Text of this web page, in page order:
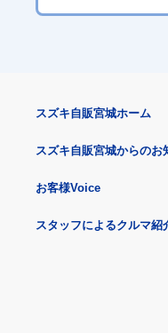
スズキ自販宮城ホーム
スズキ自販宮城からのお
お客様Voice
スタッフによるクルマ紹